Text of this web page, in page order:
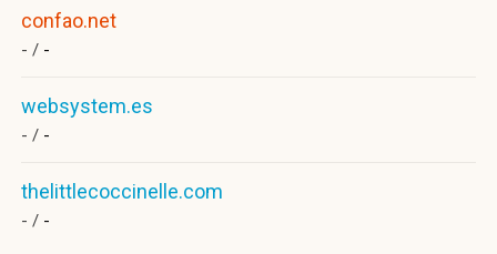
confao.net
- / -
websystem.es
- / -
thelittlecoccinelle.com
- / -